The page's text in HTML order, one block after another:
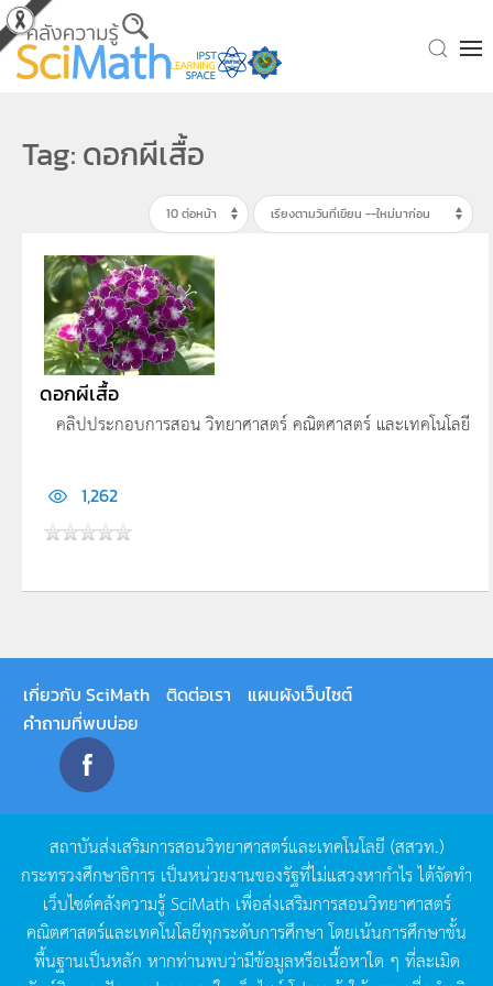
Skip to main content
Tag: ดอกผีเสื้อ
ดอกผีเสื้อ
คลิปประกอบการสอน วิทยาศาสตร์ คณิตศาสตร์ และเทคโนโลยี
1,262
เกี่ยวกับ SciMath ติดต่อเรา
แผนผังเว็บไซต์
คำถามที่พบบ่อย
สถาบันส่งเสริมการสอนวิทยาศาสตร์และเทคโนโลยี (สสวท.)
กระทรวงศึกษาธิการ เป็นหน่วยงานของรัฐที่ไม่แสวงหากำไรได้จัดทำ
เว็บไซต์คลังความรู้SciMath เพื่อส่งเสริมการสอนวิทยาศาสตร์
คณิตศาสตร์และเทคโนโลยีทุกระดับการศึกษา โดยเน้นการศึกษาขั้น
พื้นฐานเป็นหลัก หากท่านพบว่ามีข้อมูลหรือเนื้อหาใด ๆ ที่ละเมิด